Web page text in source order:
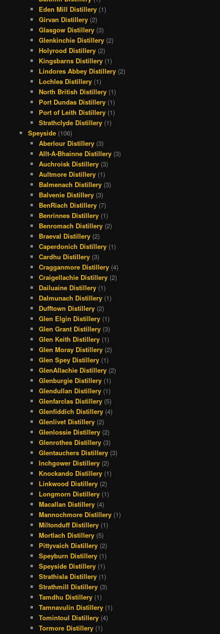
Eden Mill Distillery (1)
Girvan Distillery (2)
Glasgow Distillery (3)
Glenkinchie Distillery (2)
Holyrood Distillery (2)
Kingsbarns Distillery (1)
Lindores Abbey Distillery (2)
Lochlea Distillery (1)
North British Distillery (1)
Port Dundas Distillery (1)
Port of Leith Distillery (1)
Strathclyde Distillery (1)
Speyside(106)
Aberlour Distillery (3)
Allt-A-Bhainne Distillery (3)
Auchroisk Distillery (3)
Aultmore Distillery (1)
Balmenach Distillery (3)
Balvenie Distillery (3)
BenRiach Distillery (7)
Benrinnes Distillery (1)
Benromach Distillery (2)
Braeval Distillery (2)
Caperdonich Distillery (1)
Cardhu Distillery (3)
Cragganmore Distillery (4)
Craigellachie Distillery (2)
Dailuaine Distillery (1)
Dalmunach Distillery (1)
Dufftown Distillery (2)
Glen Elgin Distillery (1)
Glen Grant Distillery (3)
Glen Keith Distillery (1)
Glen Moray Distillery (2)
Glen Spey Distillery (1)
GlenAllachie Distillery (2)
Glenburgie Distillery (1)
Glendullan Distillery (1)
Glenfarclas Distillery (5)
Glenfiddich Distillery (4)
Glenlivet Distillery (2)
Glenlossie Distillery (2)
Glenrothes Distillery (3)
Glentauchers Distillery (3)
Inchgower Distillery (2)
Knockando Distillery (1)
Linkwood Distillery (2)
Longmorn Distillery (1)
Macallan Distillery (4)
Mannochmore Distillery (1)
Miltonduff Distillery (1)
Mortlach Distillery (5)
Pittyvaich Distillery (2)
Speyburn Distillery (1)
Speyside Distillery (1)
Strathisla Distillery (1)
Strathmill Distillery (3)
Tamdhu Distillery (1)
Tamnavulin Distillery (1)
Tomintoul Distillery (4)
Tormore Distillery (1)